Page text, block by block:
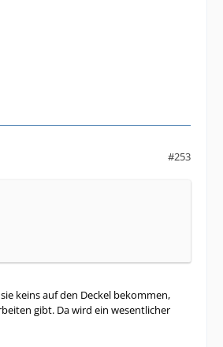
#253
keins auf den Deckel bekommen,
gibt. Da wird ein wesentlicher